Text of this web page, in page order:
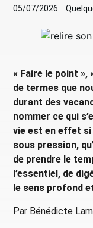
05/07/2026
« Faire le point »,
de termes que
durant des
nommer ce qui
vie est en effet
sous pression,
de prendre le
l’essentiel, de
le sens profond
Par Bénédicte